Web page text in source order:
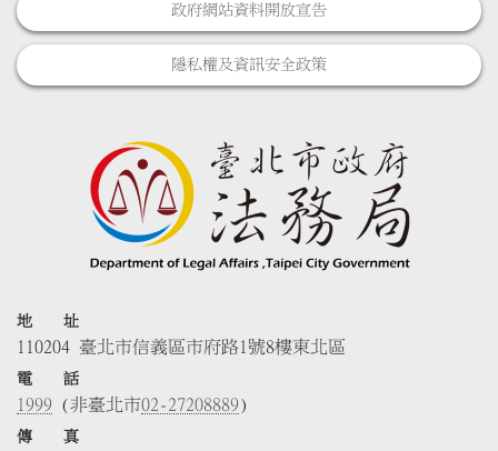
政府網站資料開放宣告
隱私權及資訊安全政策
地 址
110204 臺北市信義區市府路1號8樓東北區
電 話
1999 (非臺北市02-27208889)
傳 真